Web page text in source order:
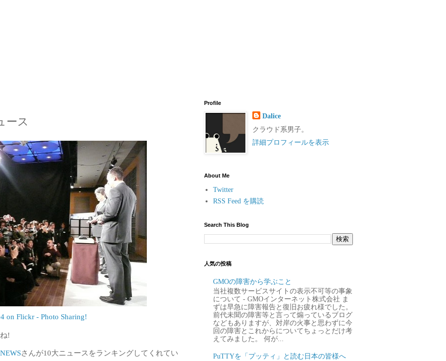
ース
on Flickr - Photo Sharing!
!
さんが10大ニュースをランキングしてくれてい
Profile
Dalice
クラウド系男子。
詳細プロフィールを表示
About Me
Twitter
RSS Feed を購読
Search This Blog
人気の投稿
GMOの障害から学ぶこと
当社複数サービスサイトの表示不可等の事象
について - GMOインターネット株式会社 ま
ずは早急に障害報告と復旧お疲れ様でした。
前代未聞の障害等と言って煽っているブログ
などもありますが、対岸の火事と思わずに今
回の障害とこれからについてちょっとだけ考
えてみました。 何が...
PuTTYを「プッティ」と読む日本の皆様へ